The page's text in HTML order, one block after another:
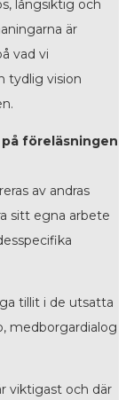
långsiktig och
är
vad vi
tydlig vision
föreläsningen
av andras
sitt egna arbete
tillit i de utsatta
medborgardialog
viktigast och där